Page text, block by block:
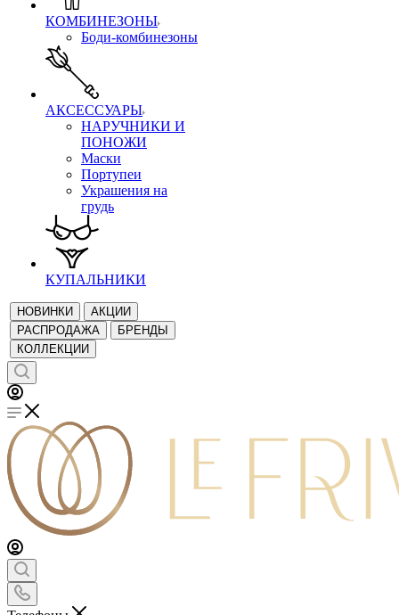
КОМБИНЕЗОНЫ
Боди-комбинезоны
АКСЕССУАРЫ
НАРУЧНИКИ И
ПОНОЖИ
Маски
Портупеи
Украшения на
грудь
КУПАЛЬНИКИ
НОВИНКИ
АКЦИИ
РАСПРОДАЖА
БРЕНДЫ
КОЛЛЕКЦИИ